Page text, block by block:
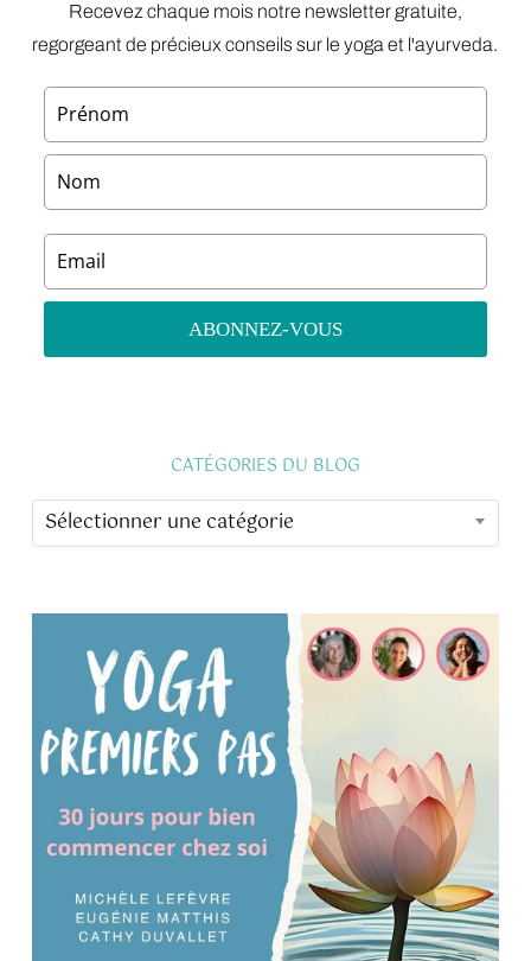
Recevez chaque mois notre newsletter gratuite,
regorgeant de précieux conseils sur le yoga et l'ayurveda.
CATÉGORIES DU BLOG
CATÉGORIES
DU
Sélectionner une catégorie